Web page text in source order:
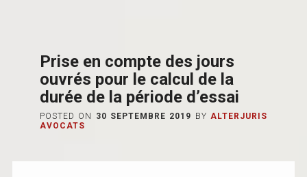
Prise en compte des jours
ouvrés pour le calcul de la
durée de la période d’essai
POSTED ON 30 SEPTEMBRE 2019 BY ALTERJURIS
AVOCATS